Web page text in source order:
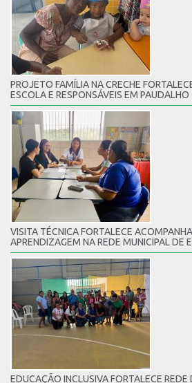
PROJETO FAMÍLIA NA CRECHE
ESCOLA E RESPONSÁVEIS EM PAUDALHO
VISITA TÉCNICA FORTALECE
APRENDIZAGEM NA REDE MUNICIPAL DE
EDUCAÇÃO INCLUSIVA FORTALECE REDE